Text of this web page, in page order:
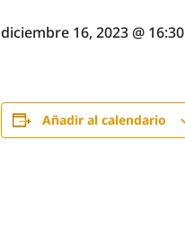
diciembre 16, 2023 @ 16:30
Añadir al calendario